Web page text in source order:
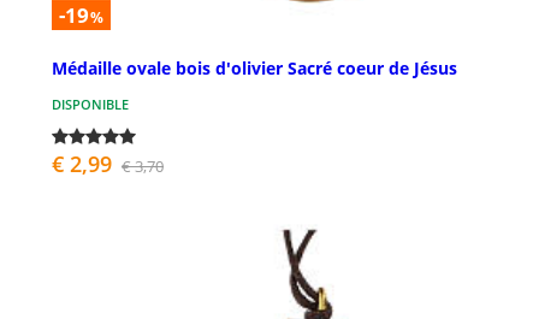
-19%
Médaille ovale bois d'olivier Sacré coeur de Jésus
DISPONIBLE
€ 2,99 € 3,70